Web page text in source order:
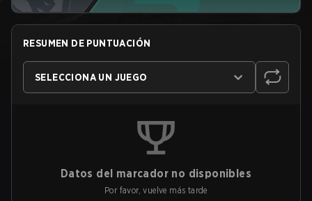
RESUMEN DE PUNTUACIÓN
SELECCIONA UN JUEGO
Datos del marcador no disponibles
Por favor, vuelve más tarde